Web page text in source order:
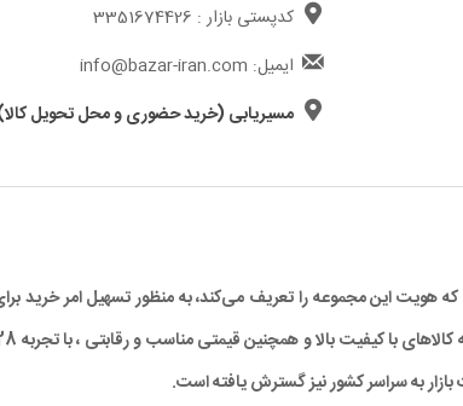
کدپستی بازار : 3351674426
ایمیل: info@bazar-iran.com
مسیریابی (خرید حضوری و محل تحویل
که هویت این مجموعه را تعریف می‌کند، به منظور تسهیل امر